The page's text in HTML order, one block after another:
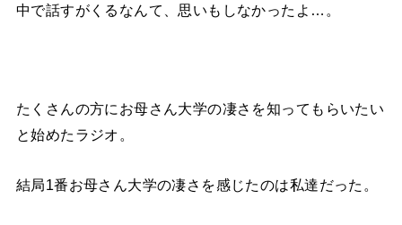
中で話すがくるなんて、思いもしなかったよ…。
たくさんの方にお母さん大学の凄さを知ってもらいたい
と始めたラジオ。
結局1番お母さん大学の凄さを感じたのは私達だった。